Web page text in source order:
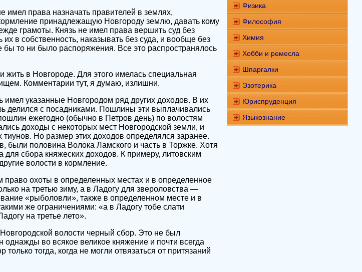
имел права назначать правителей в землях,
принадлежащую Новгороду землю, давать кому
грамоты. Князь не имел права вершить суд без
в собственность, наказывать без суда, и вообще без
бы то ни было распоряжения. Все это распространялось
в Новгороде. Для этого имелась специальная
Комментарии тут, я думаю, излишни.
указанные Новгородом ряд других доходов. В их
делился с посадниками. Пошлины эти выплачивались
ежегодно (обычно в Петров день) по волостям
доходы с некоторых мест Новгородской земли, и
тиунов. Но размер этих доходов определялся заранее.
были половина Волока Ламского и часть в Торжке. Хотя
для сбора княжеских доходов. К примеру, литовским
волости в кормление.
право охоты в определенных местах и в определенное
на третью зиму, а в Ладогу для звероловства —
«рыболовли», также в определенном месте и в
же ограничениями: «а в Ладогу тобе слати
на третье лето».
волости черный сбор. Это не был
во всякое великое княжение и почти всегда
тогда, когда не могли отвязаться от притязаний
Физика
Философия
Химия
Хобби и ремесла
Шпаргалки
Эзотерика
Юриспруденция
Языкознание